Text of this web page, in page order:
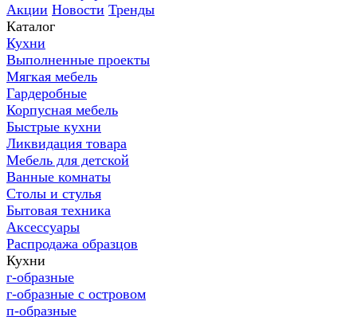
Акции Новости Тренды
Каталог
Кухни
Выполненные проекты
Мягкая мебель
Гардеробные
Корпусная мебель
Быстрые кухни
Ликвидация товара
Мебель для детской
Ванные комнаты
Столы и стулья
Бытовая техника
Аксессуары
Распродажа образцов
Кухни
г-образные
г-образные с островом
п-образные